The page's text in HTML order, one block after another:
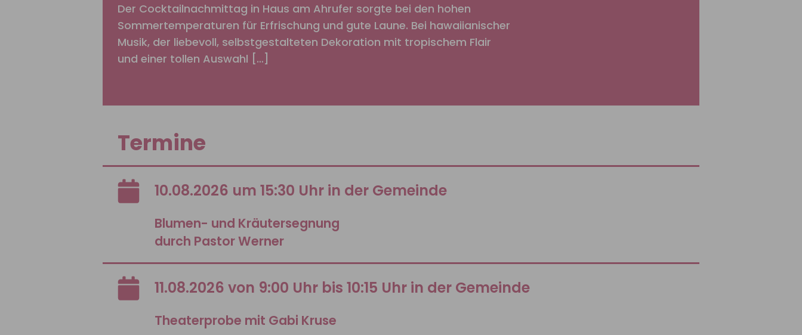
Der Cocktailnachmittag in Haus am Ahrufer sorgte bei den hohen
Sommertemperaturen für Erfrischung und gute Laune. Bei hawaiianischer
Musik, der liebevoll, selbstgestalteten Dekoration mit tropischem Flair
und einer tollen Auswahl […]
Termine
10.08.2026 um 15:30 Uhr in der Gemeinde
Blumen- und Kräutersegnung
durch Pastor Werner
11.08.2026 von 9:00 Uhr bis 10:15 Uhr in der Gemeinde
Theaterprobe mit Gabi Kruse